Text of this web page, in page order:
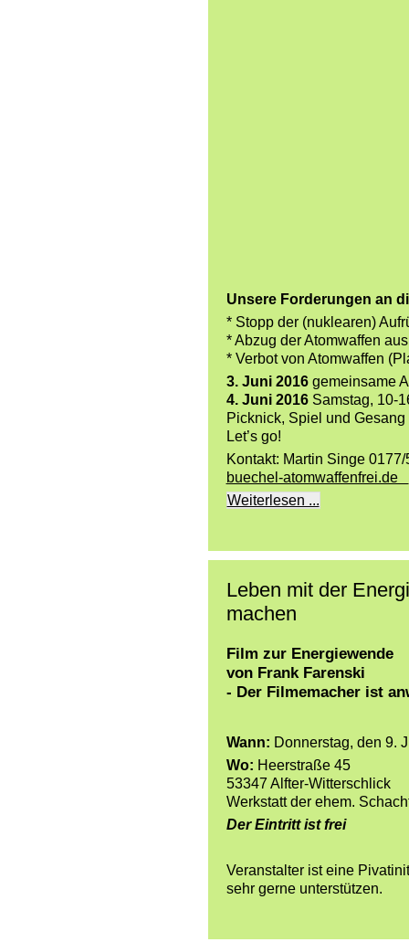
Unsere Forderungen an
* Stopp der (nuklearen)
* Abzug der Atomwaffen
* Verbot von Atomwaffen
3. Juni 2016gemeinsame
4. Juni 2016Samstag, 10-
Picknick, Spiel und
Let’s go!
Kontakt: Martin Singe
buechel-atomwaffenfrei.de
Weiterlesen ...
Leben mit der
machen
Film zur Energiewende
von Frank Farenski
- Der Filmemacher ist
Wann: Donnerstag, den 9.
Wo: Heerstraße 45
53347 Alfter-Witterschlick
Werkstatt der ehem.
Der Eintritt ist frei
Veranstalter ist eine
sehr gerne unterstützen.